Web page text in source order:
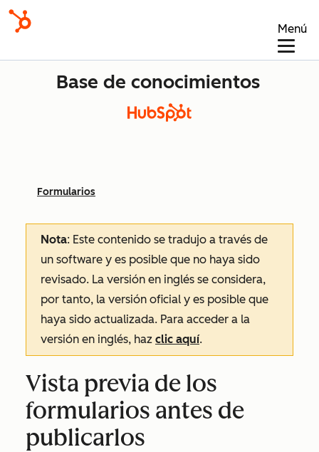
Menú
Base de conocimientos
Formularios
Nota: Este contenido se tradujo a través de
un software y es posible que no haya sido
revisado. La versión en inglés se considera,
por tanto, la versión oficial y es posible que
haya sido actualizada. Para acceder a la
versión en inglés, haz clic aquí.
Vista previa de los
formularios antes de
publicarlos